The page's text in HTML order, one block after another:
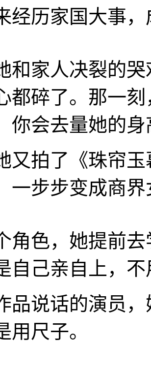
经历家国大事
和家人决裂的
都碎了。那一
你会去量她的
又拍了《珠帘
一步步变成商
角色，她提前
自己亲自上，
品说话的演员
用尺子。